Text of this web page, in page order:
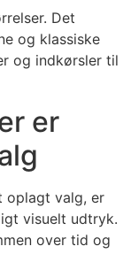
Det
og klassiske
og indkørsler til
er
oplagt valg, er
visuelt udtryk.
over tid og